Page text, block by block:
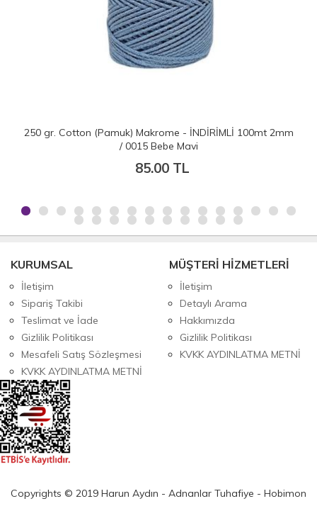
- İNDİRİMLİ 100mt 2mm
250 gr. Cotton (Pamuk) Makrome -
KURUMSAL
İletişim
Sipariş Takibi
Teslimat ve İade
Gizlilik Politikası
Mesafeli Satış Sözleşmesi
KVKK AYDINLATMA METNİ
MÜŞTERİ HİZMETLERİ
İletişim
Detaylı Arama
Hakkımızda
Gizlilik Politikası
KVKK AYDINLATMA METNİ
Copyrights © 2019 Harun Aydın - Adnanlar Tuhafiye - Hobimon